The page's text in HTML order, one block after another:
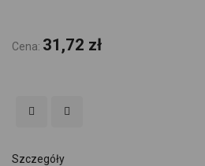
Cena: 31,72 zł
Szczegóły